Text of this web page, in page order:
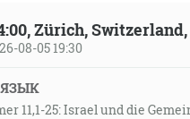
Zürich,
08-05 19:30
11,1-25: Israel und die